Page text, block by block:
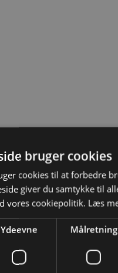
bruger cookies
cookies til at forbedre
giver du samtykke til
vores cookiepolitik. Læs
Ydeevne Målretning